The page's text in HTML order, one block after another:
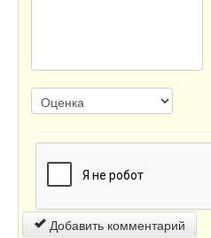
Добавить комментарий